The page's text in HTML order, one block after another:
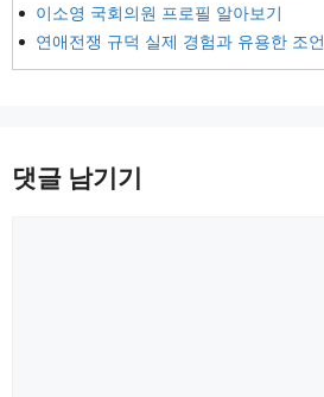
이소영 국회의원 프로필 알아보기
연애전쟁 규덕 실제 경험과 유용한 조언
댓글 남기기